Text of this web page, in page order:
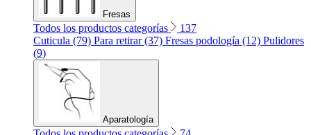
Fresas
Todos los productos categorías
137
Cuticula (79) Para retirar (37) Fresas podología (12) Pulidores
(9)
Aparatología